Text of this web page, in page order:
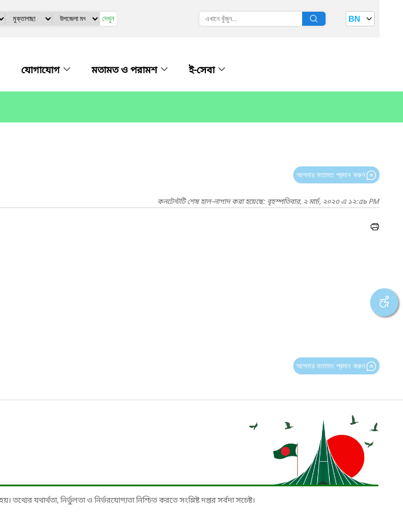
দেখুন BN
যোগাযোগ মতামত ও পরামশ ই-সেবা
আপনার মতামত প্রদান করুন
কনটেন্টটি শেষ হাল-নাগাদ করা হয়েছে: বৃহস্পতিবার, ২ মার্চ, ২০২৩ এ ১২:৫৯ PM
আপনার মতামত প্রদান করুন
যথার্থতা, নির্ভুলতা ও নির্ভরযোগ্যতা নিশ্চিত করতে সংশ্লিষ্ট দপ্তর সর্বদা সচেষ্ট।